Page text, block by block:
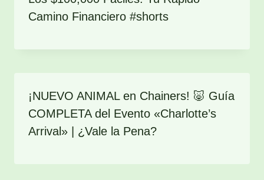
Camino Financiero #shorts
¡NUEVO ANIMAL en Chainers! 🐷 Guía
COMPLETA del Evento «Charlotte’s
Arrival» | ¿Vale la Pena?